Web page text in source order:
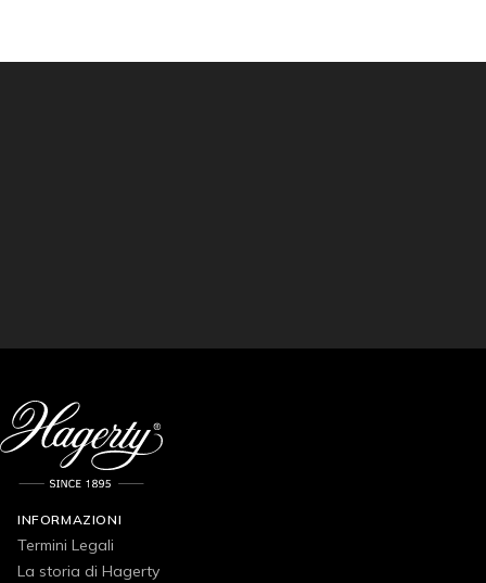
INFORMAZIONI
Termini Legali
La storia di Hagerty